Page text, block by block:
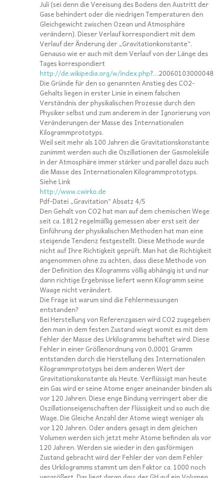
Juli (sei denn die Vereisung des Bodens den Austritt der
Gase behindert oder die niedrigen Temperaturen den
Gleichgewicht zwischen Ozean und Atmosphäre
verändern). Dieser Verlauf korrespondiert mit dem
Verlauf der Änderung der „Gravitationkonstante“.
Genauso wie er auch mit dem Verlauf von der Länge des
Tages korrespondiert
http://de.wikipedia.org/w/index.php?…20060103000048
Die Gründe für den so genannten Anstieg des CO2-
Gehalts liegen in erster Linie in einem falschen
Verständnis der physikalischen Prozesse durch den
Physiker selbst und zum anderem in der Ignorierung von
Veränderungen der Masse des Internationalen
Kilogrammprototyps.
Weil seit mehr als 100 Jahren die Gravitationskonstante
zunimmt werden auch die Oszillationen der Gasmoleküle
in der Atmosphäre immer stärker und parallel dazu auch
die Masse des Internationalen Kilogrammprototyps.
Siehe Link
http://www.cwirko.de
Pdf-Datei „Gravitation“ Absatz 4/5
Den Gehalt von CO2 hat man auf dem chemischen Wege
seit ca. 1812 regelmäßig gemessen aber erst seit der
Einführung der physikalischen Methoden hat man eine
steigende Tendenz festgestellt. Diese Methode wurde
nicht auf Ihre Richtigkeit geprüft. Man hat die Richtigkeit
angenommen ohne zu achten, dass diese Methode von
der Definition des Kilogramms völlig abhängig ist und nur
dann richtige Ergebnisse liefert wenn Kilogramm seine
Waage nicht verändert.
Die Frage ist warum sind die Fehlermessungen
entstanden?
Bei Herstellung von Referenzgasen wird CO2 zugegeben
den man in dem festen Zustand wiegt womit es mit dem
Fehler der Masse des Urkilogramms behaftet wird. Diese
Fehler in einer Größenordnung von 0,0001 Gramm
entstanden durch die Herstellung des Internationalen
Kilogrammprototyps bei dem anderen Wert der
Gravitationskonstante als Heute. Verflüssigt man heute
ein Gas wird er seine Atome enger aneinander binden als
vor 120 Jahren. Diese enge Bindung verringert aber die
Oszillationseigenschaften der Flüssigkeit und so auch die
Wage. Die Gleiche Anzahl der Atome wiegt weniger als
vor 120 Jahren. Oder anders gesagt in dem gleichen
Volumen werden sich jetzt mehr Atome befinden als vor
120 Jahren. Werden sie wieder in den gasförmigen
Zustand gebracht wird der Fehler der von dem Fehler
des Urkilogramms stammt um den Faktor ca. 1000 noch